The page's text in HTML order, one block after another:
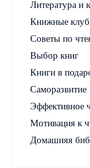
Литература и
Книжные
Советы по
Выбор книг
Книги в
Саморазвитие
Эффективное
Мотивация к
Домашняя